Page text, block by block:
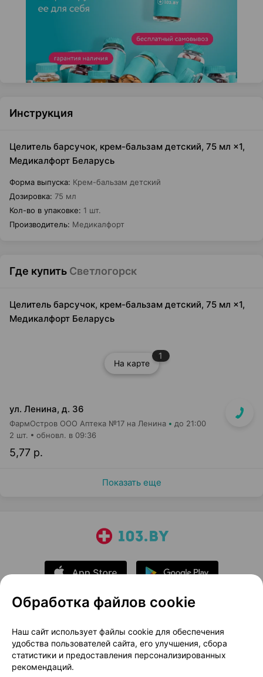
Инструкция
Целитель барсучок, крем-бальзам детский, 75 мл ×1,
Медикалфорт Беларусь
Форма выпуска: Крем-бальзам детский
Дозировка: 75 мл
Кол-во в упаковке: 1 шт.
Производитель: Медикалфорт
Где купить Светлогорск
Целитель барсучок, крем-бальзам детский, 75 мл ×1,
Медикалфорт Беларусь
На карте
1
ул. Ленина, д. 36
ФармОстров ООО Аптека №17 на Ленина до 21:00
5,77 р.
2 шт. обновл. в 09:36
Показать еще
О проекте
Новости проекта
Размещение рекламы
Медицинский маркетинг
Публичный договор
Доставка
Обработка файлов cookie
Наш сайт использует файлы cookie для обеспечения
удобства пользователей сайта, его улучшения, сбора
статистики и предоставления персонализированных
рекомендаций.